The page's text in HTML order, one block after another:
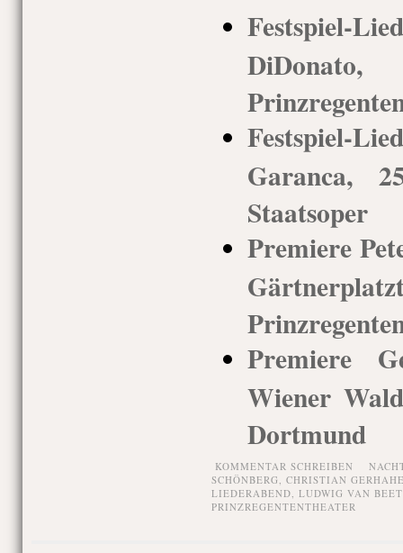
Festspiel-
Festspiel-
Garanca,
Staatsoper
Premiere
Premiere
Wiener
Dortmund
KOMMENTAR SCHREIBEN
SCHÖNBERG, CHRISTIAN
LIEDERABEND, LUDWIG VAN
PRINZREGENTENTHEATER